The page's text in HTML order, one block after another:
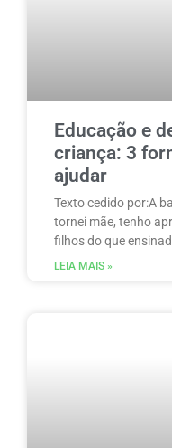
Educação e
criança: 3
ajudar
Texto cedido por:A
tornei mãe, tenho
filhos do que
LEIA MAIS »